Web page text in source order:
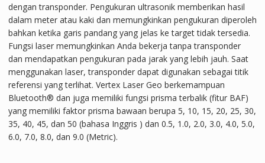
dengan transponder. Pengukuran ultrasonik memberikan hasil
dalam meter atau kaki dan memungkinkan pengukuran diperoleh
bahkan ketika garis pandang yang jelas ke target tidak tersedia.
Fungsi laser memungkinkan Anda bekerja tanpa transponder
dan mendapatkan pengukuran pada jarak yang lebih jauh. Saat
menggunakan laser, transponder dapat digunakan sebagai titik
referensi yang terlihat. Vertex Laser Geo berkemampuan
Bluetooth® dan juga memiliki fungsi prisma terbalik (fitur BAF)
yang memiliki faktor prisma bawaan berupa 5, 10, 15, 20, 25, 30,
35, 40, 45, dan 50 (bahasa Inggris ) dan 0.5, 1.0, 2.0, 3.0, 4.0, 5.0,
6.0, 7.0, 8.0, dan 9.0 (Metric).